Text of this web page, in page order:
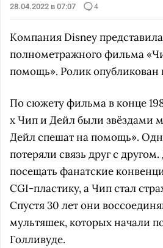
28.04.2022 в 07:07 4
Компания Disney
полнометражного фильма
помощь». Ролик опубликован
По сюжету фильма в конце
х Чип и Дейл были звёздами
Дейл спешат на помощь».
потеряли связь друг с
посещать фанатские
CGI-пластику, а Чип стал
Спустя 30 лет они
мультяшек, которых начали
Голливуде.